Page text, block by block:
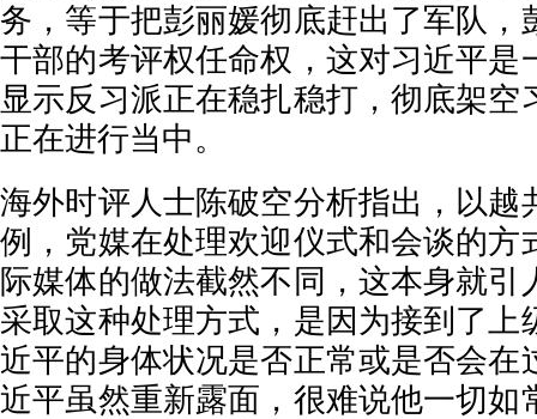
务，等于把彭丽媛彻底赶出了军队，
干部的考评权任命权，这对习近平是
显示反习派正在稳扎稳打，彻底架空
正在进行当中。
海外时评人士陈破空分析指出，以越
例，党媒在处理欢迎仪式和会谈的方
际媒体的做法截然不同，这本身就引
采取这种处理方式，是因为接到了上
近平的身体状况是否正常或是否会在
近平虽然重新露面，很难说他一切如